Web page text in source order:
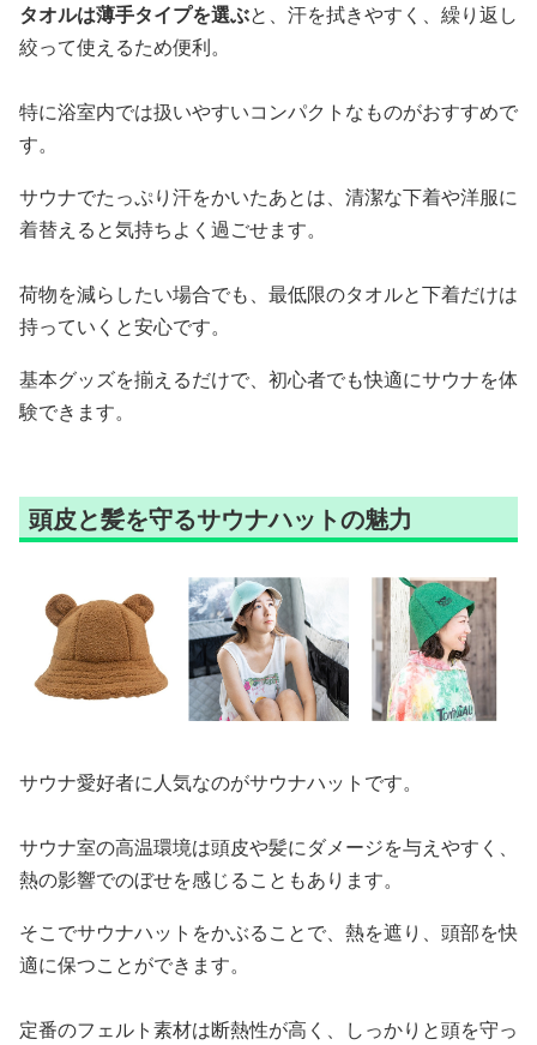
タオルは薄手タイプを選ぶと、汗を拭きやすく、繰り返し
絞って使えるため便利。
特に浴室内では扱いやすいコンパクトなものがおすすめで
す。
サウナでたっぷり汗をかいたあとは、清潔な下着や洋服に
着替えると気持ちよく過ごせます。
荷物を減らしたい場合でも、最低限のタオルと下着だけは
持っていくと安心です。
基本グッズを揃えるだけで、初心者でも快適にサウナを体
験できます。
頭皮と髪を守るサウナハットの魅力
サウナ愛好者に人気なのがサウナハットです。
サウナ室の高温環境は頭皮や髪にダメージを与えやすく、
熱の影響でのぼせを感じることもあります。
そこでサウナハットをかぶることで、熱を遮り、頭部を快
適に保つことができます。
定番のフェルト素材は断熱性が高く、しっかりと頭を守っ